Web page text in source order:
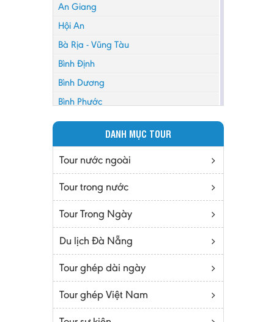
An Giang
Hội An
Bà Rịa - Vũng Tàu
Bình Định
Bình Dương
Bình Phước
Bình Thuận
Bắc Giang
Bắc Ninh
Bến Tre
Cà mau
Cao Bằng
Daknông
Đồng Nai
Đồng Tháp
DANH MỤC TOUR
Tour nước ngoài
Tour trong nước
Tour Trong Ngày
Du lịch Đà Nẵng
Tour ghép dài ngày
Tour ghép Việt Nam